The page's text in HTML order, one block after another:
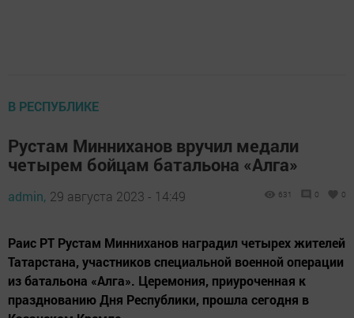
В РЕСПУБЛИКЕ
Рустам Минниханов вручил медали
четырем бойцам батальона «Алга»
admin, 29 августа 2023 - 14:49 631 0 0
Раис РТ Рустам Минниханов наградил четырех жителей
Татарстана, участников специальной военной операции
из батальона «Алга». Церемония, приуроченная к
празднованию Дня Республики, прошла сегодня в